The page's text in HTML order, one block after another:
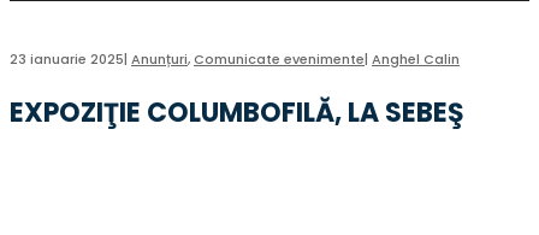
23 ianuarie 2025| Anunțuri,Comunicate evenimente| Anghel Calin
EXPOZIŢIE COLUMBOFILĂ, LA SEBEŞ